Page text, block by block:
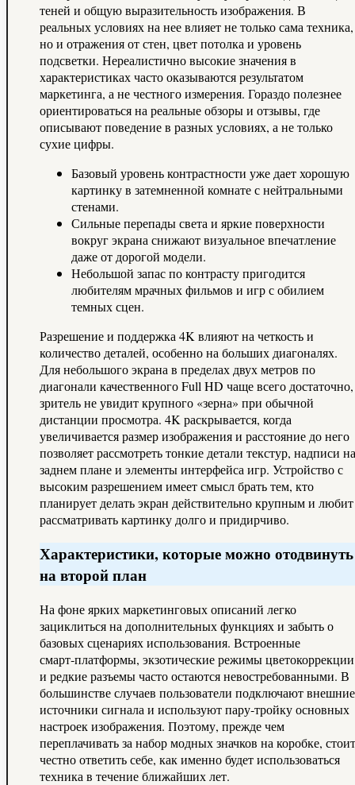
теней и общую выразительность изображения. В
реальных условиях на нее влияет не только сама техника,
но и отражения от стен, цвет потолка и уровень
подсветки. Нереалистично высокие значения в
характеристиках часто оказываются результатом
маркетинга, а не честного измерения. Гораздо полезнее
ориентироваться на реальные обзоры и отзывы, где
описывают поведение в разных условиях, а не только
сухие цифры.
Базовый уровень контрастности уже дает хорошую
картинку в затемненной комнате с нейтральными
стенами.
Сильные перепады света и яркие поверхности
вокруг экрана снижают визуальное впечатление
даже от дорогой модели.
Небольшой запас по контрасту пригодится
любителям мрачных фильмов и игр с обилием
темных сцен.
Разрешение и поддержка 4K влияют на четкость и
количество деталей, особенно на больших диагоналях.
Для небольшого экрана в пределах двух метров по
диагонали качественного Full HD чаще всего достаточно,
зритель не увидит крупного «зерна» при обычной
дистанции просмотра. 4K раскрывается, когда
увеличивается размер изображения и расстояние до него
позволяет рассмотреть тонкие детали текстур, надписи на
заднем плане и элементы интерфейса игр. Устройство с
высоким разрешением имеет смысл брать тем, кто
планирует делать экран действительно крупным и любит
рассматривать картинку долго и придирчиво.
Характеристики, которые можно отодвинуть
на второй план
На фоне ярких маркетинговых описаний легко
зациклиться на дополнительных функциях и забыть о
базовых сценариях использования. Встроенные
смарт‑платформы, экзотические режимы цветокоррекции
и редкие разъемы часто остаются невостребованными. В
большинстве случаев пользователи подключают внешние
источники сигнала и используют пару‑тройку основных
настроек изображения. Поэтому, прежде чем
переплачивать за набор модных значков на коробке, стоит
честно ответить себе, как именно будет использоваться
техника в течение ближайших лет.